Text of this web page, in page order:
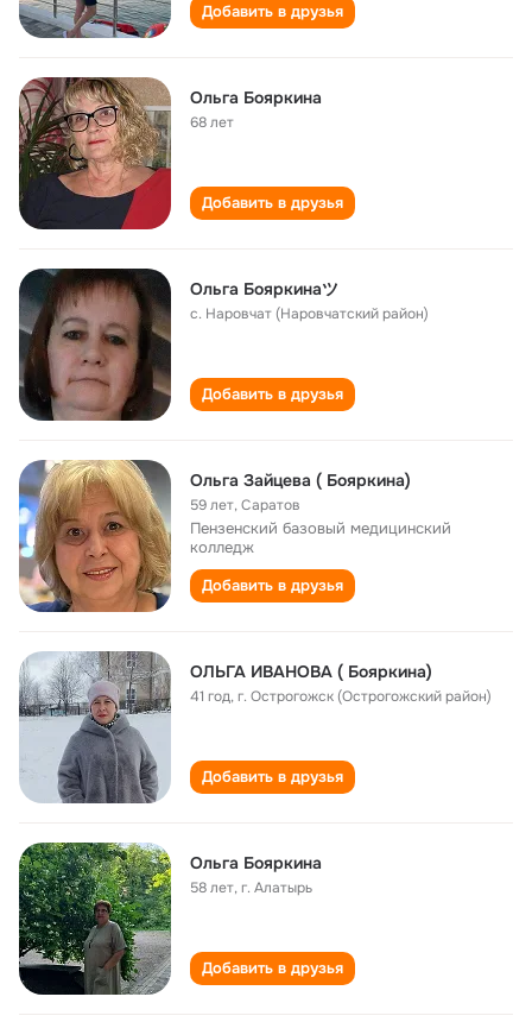
Добавить в друзья
Ольга Бояркина
68 лет
Добавить в друзья
Ольга Бояркинаツ
с. Наровчат (Наровчатский район)
Добавить в друзья
Ольга Зайцева ( Бояркина)
59 лет,Саратов
Пензенский базовый медицинский
колледж
Добавить в друзья
ОЛЬГА ИВАНОВА ( Бояркина)
41 год,г. Острогожск (Острогожский район)
Добавить в друзья
Ольга Бояркина
58 лет,г. Алатырь
Добавить в друзья